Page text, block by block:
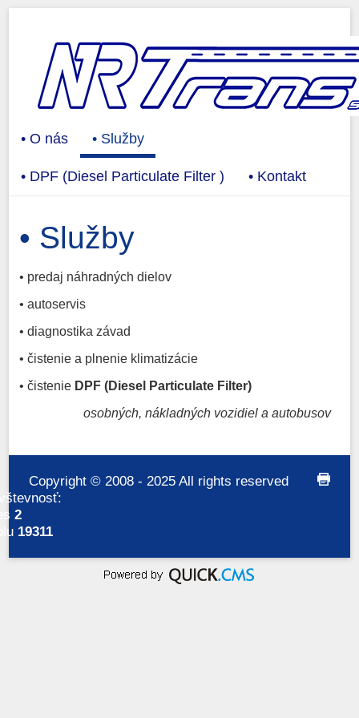
• O nás • Služby
• DPF (Diesel Particulate Filter ) • Kontakt
• Služby
• predaj náhradných dielov
• autoservis
• diagnostika závad
• čistenie a plnenie klimatizácie
• čistenie DPF (Diesel Particulate Filter)
osobných, nákladných vozidiel a autobusov
Copyright © 2008 - 2025 All rights reserved print
2
19311